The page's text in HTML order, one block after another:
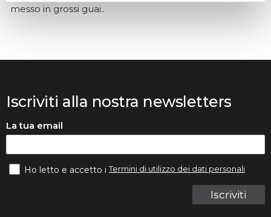
messo in grossi guai..
Iscriviti alla nostra newsletters
La tua email
Iscriviti
Ho letto e accetto iTermini di utilizzo dei dati personali